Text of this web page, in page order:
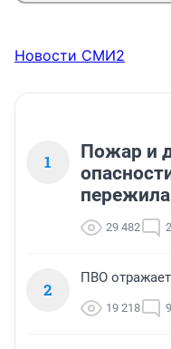
Новости СМИ2
1
Пожар и
29 482
2
ПВО
19 218